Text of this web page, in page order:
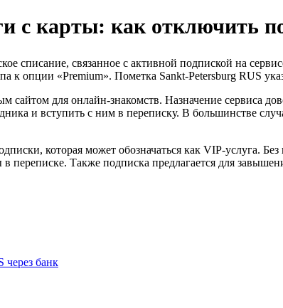
с карты: как отключить
списание, связанное с активной подпиской на
к опции «Premium». Пометка Sankt-Petersburg RUS
для онлайн-знакомств. Назначение сервиса
и вступить с ним в переписку. В большинстве
которая может обозначаться как VIP-услуга.
переписке. Также подписка предлагается для
через банк